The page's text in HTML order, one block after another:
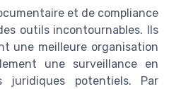
et de compliance
outils incontournables. Ils
une meilleure organisation
une surveillance en
juridiques potentiels. Par